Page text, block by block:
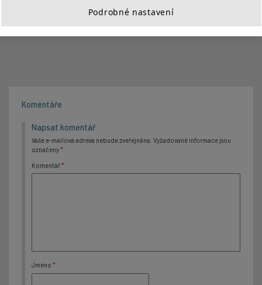
Komentáře
Napsat komentář
Vaše e-mailová adresa nebude zveřejněna. Vyžadované informace jsou
označeny *
Komentář *
Jméno *
Podrobné nastavení